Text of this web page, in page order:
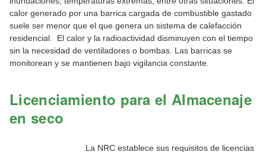
calor generado por una barrica cargada de combustible gastado
suele ser menor que el que genera un sistema de calefacción
residencial. El calor y la radioactividad disminuyen con el tiempo
sin la necesidad de ventiladores o bombas. Las barricas se
monitorean y se mantienen bajo vigilancia constante.
Licenciamiento para el Almacenaje
en seco
La NRC establece sus requisitos de licencias